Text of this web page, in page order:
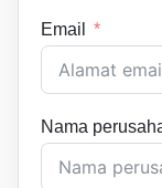
Email
Nama